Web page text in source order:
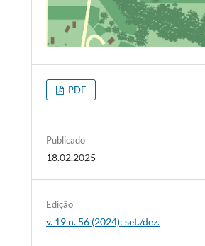
PDF
Publicado
18.02.2025
Edição
v. 19 n. 56 (2024): set./dez.